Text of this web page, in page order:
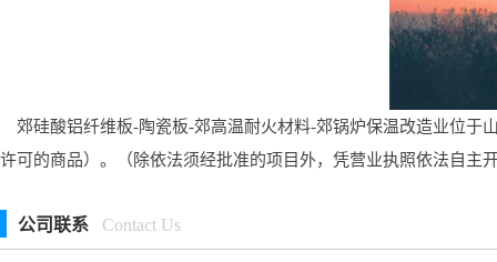
郊硅酸铝纤维板-陶瓷板-郊高温耐火材料-郊锅炉保温改造业位于
许可的商品）。（除依法须经批准的项目外，凭营业执照依法自主
公司联系 Contact Us